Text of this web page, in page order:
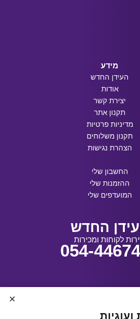
מידע
העידן החדש
אודות
יצירת קשר
תקנון אתר
מדיניות פרטיות
תקנון משלוחים
הצהרת נגישות
החשבון שלי
ההזמנות שלי
המועדפים שלי
החדש
לקוחות ומכירות
054-
ועוגיות